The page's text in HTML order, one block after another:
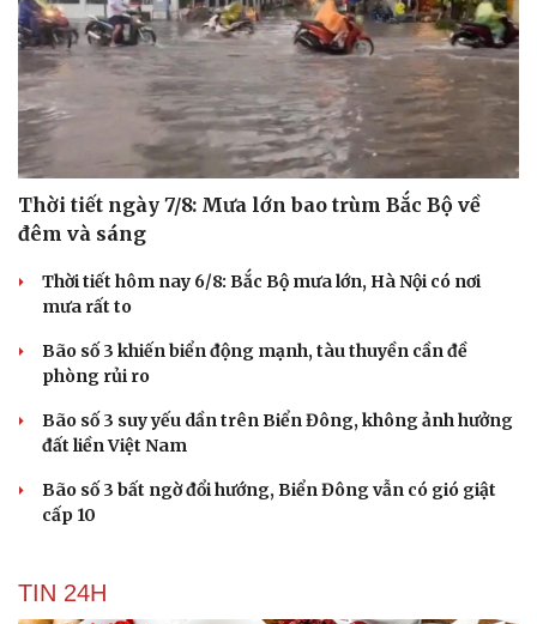
Thời tiết ngày 7/8: Mưa lớn bao trùm Bắc Bộ về
đêm và sáng
Thời tiết hôm nay 6/8: Bắc Bộ mưa lớn, Hà Nội có nơi
mưa rất to
Bão số 3 khiến biển động mạnh, tàu thuyền cần đề
phòng rủi ro
Bão số 3 suy yếu dần trên Biển Đông, không ảnh hưởng
đất liền Việt Nam
Bão số 3 bất ngờ đổi hướng, Biển Đông vẫn có gió giật
cấp 10
TIN 24H